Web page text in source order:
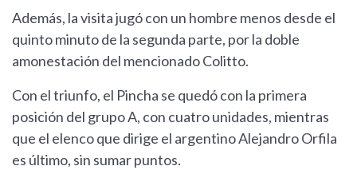
Además, la visita jugó con un hombre menos desde el
quinto minuto de la segunda parte, por la doble
amonestación del mencionado Colitto.
Con el triunfo, el Pincha se quedó con la primera
posición del grupo A, con cuatro unidades, mientras
que el elenco que dirige el argentino Alejandro Orfila
es último, sin sumar puntos.